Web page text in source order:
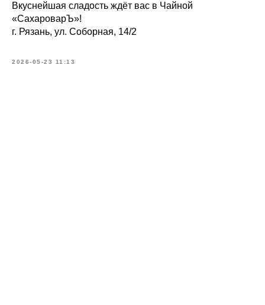
Вкуснейшая сладость ждёт вас в Чайной
«СахароварЪ»!
г. Рязань, ул. Соборная, 14/2
2026-05-23 11:13